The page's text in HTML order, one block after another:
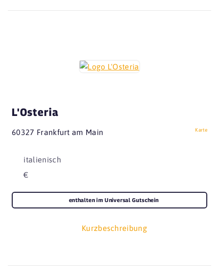
L'Osteria
60327 Frankfurt am Main Karte
italienisch
€
Kurzbeschreibung
enthalten im Universal Gutschein